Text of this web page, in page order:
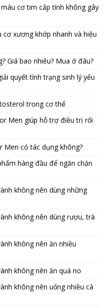
cơ tim cấp tính không gây
xương khớp nhanh và hiệu
Giá bao nhiêu? Mua ở đâu?
quyết tình trạng sinh lý yếu
trong cơ thể
Men giúp hỗ trợ điều trị rối
Men có tác dụng không?
hàng đầu để ngăn chặn
không nên dùng những
không nên dùng rượu, trà
không nên ăn nhiều
không nên ăn quá no
không nên uống nhiều cà